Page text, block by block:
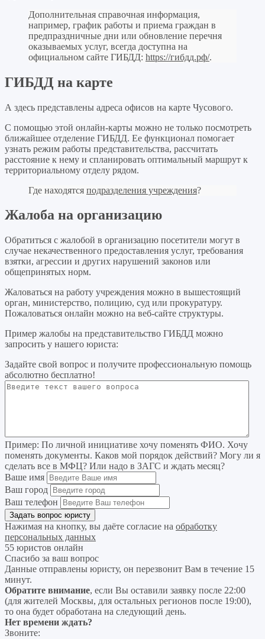
Дополнительная справочная информация,
например, график работы и приема граждан в
предпраздничные дни или обновление перечня
оказываемых услуг, всегда доступна на
официальном сайте ГИБДД: https://гибдд.рф/.
ГИБДД на карте
А здесь представлены адреса офисов на карте Чусового.
С помощью этой онлайн-карты можно не только посмотреть
ближайшее отделение ГИБДД. Ее функционал помогает
узнать режим работы представительства, рассчитать
расстояние к нему и спланировать оптимальный маршрут к
территориальному отделу рядом.
Где находятся подразделения учреждения?
Жалоба на организацию
Обратиться с жалобой в организацию посетители могут в
случае некачественного предоставления услуг, требования
взятки, агрессии и других нарушений законов или
общепринятых норм.
Жаловаться на работу учреждения можно в вышестоящий
орган, министерство, полицию, суд или прокуратуру.
Пожаловаться онлайн можно на веб-сайте структуры.
Пример жалобы на представительство ГИБДД можно
запросить у нашего юриста:
Задайте свой вопрос и получите профессиональную помощь
абсолютно бесплатно!
Пример: По личной инициативе хочу поменять ФИО. Хочу
поменять документы. Каков мой порядок действий? Могу ли я
сделать все в МФЦ? Или надо в ЗАГС и ждать месяц?
Ваше имя
Ваш город
Ваш телефон
Нажимая на кнопку, вы даёте согласие на обработку
персональных данных
55 юристов онлайн
Спасибо за ваш вопрос
Данные отправлены юристу, он перезвонит Вам в течение 15
минут.
Обратите внимание, если Вы оставили заявку после 22:00
(для жителей Москвы, для остальных регионов после 19:00),
то она будет обработана на следующий день.
Нет времени ждать?
Звоните: